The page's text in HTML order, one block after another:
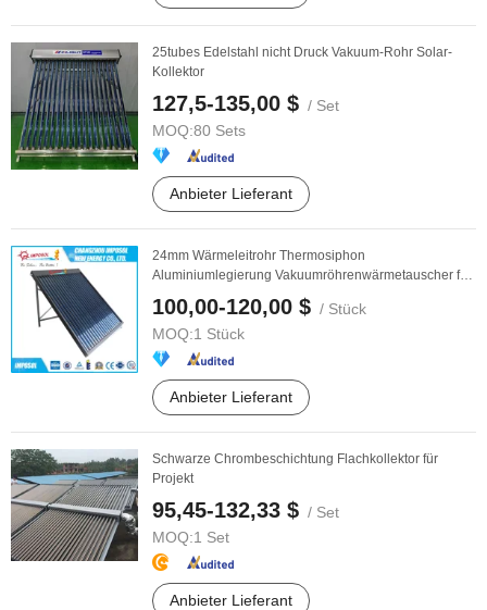
25tubes Edelstahl nicht Druck Vakuum-Rohr Solar-
Kollektor
127,5-135,00 $ / Set
MOQ:80 Sets
Anbieter Lieferant
24mm Wärmeleitrohr Thermosiphon
Aluminiumlegierung Vakuumröhrenwärmetauscher für
100,00-120,00 $ / Stück
MOQ:1 Stück
Anbieter Lieferant
Schwarze Chrombeschichtung Flachkollektor für
Projekt
95,45-132,33 $ / Set
MOQ:1 Set
Anbieter Lieferant